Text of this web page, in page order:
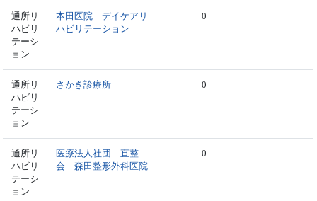
通所リ
ハビリ
テーシ
ョン
本田医院 デイケアリ
ハビリテーション
0
通所リ
ハビリ
テーシ
ョン
さかき診療所 0
通所リ
ハビリ
テーシ
ョン
医療法人社団 直整
会 森田整形外科医院
0